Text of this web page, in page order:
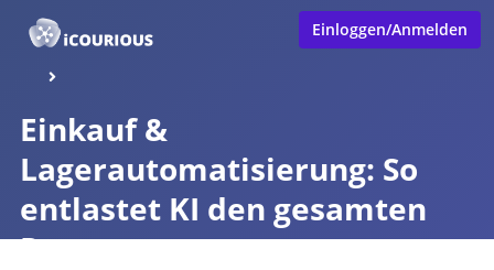
Einloggen/Anmelden
Einkauf &
Lagerautomatisierung: So
entlastet KI den gesamten
Prozess